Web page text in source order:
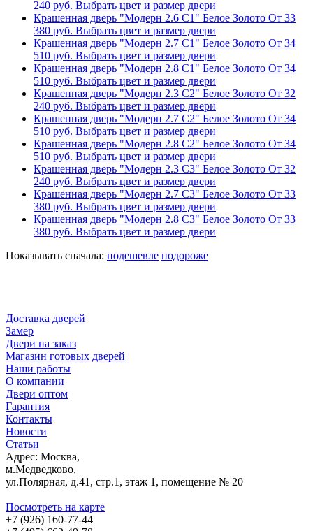
240 руб. Выбрать цвет и размер двери
Крашенная дверь "Модерн 2.6 С1" Белое Золото От 33
380 руб. Выбрать цвет и размер двери
Крашенная дверь "Модерн 2.7 С1" Белое Золото От 34
510 руб. Выбрать цвет и размер двери
Крашенная дверь "Модерн 2.8 С1" Белое Золото От 34
510 руб. Выбрать цвет и размер двери
Крашенная дверь "Модерн 2.3 С2" Белое Золото От 32
240 руб. Выбрать цвет и размер двери
Крашенная дверь "Модерн 2.7 С2" Белое Золото От 34
510 руб. Выбрать цвет и размер двери
Крашенная дверь "Модерн 2.8 С2" Белое Золото От 34
510 руб. Выбрать цвет и размер двери
Крашенная дверь "Модерн 2.3 С3" Белое Золото От 32
240 руб. Выбрать цвет и размер двери
Крашенная дверь "Модерн 2.7 С3" Белое Золото От 33
380 руб. Выбрать цвет и размер двери
Крашенная дверь "Модерн 2.8 С3" Белое Золото От 33
380 руб. Выбрать цвет и размер двери
Показывать сначала: подешевле подороже
Доставка дверей
Замер
Двери на заказ
Магазин готовых дверей
Наши работы
О компании
Двери оптом
Гарантия
Контакты
Новости
Статьи
Адрес: Москва,
м.Медведково,
ул.Полярная, д.41, стр.1, этаж 1, помещение № 20
Посмотреть на карте
+7 (926) 160-77-44